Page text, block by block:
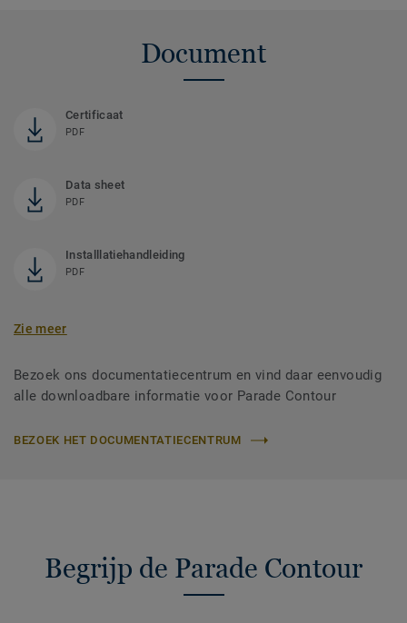
Document
Certificaat
PDF
Data sheet
PDF
Installlatiehandleiding
PDF
Zie meer
Bezoek ons documentatiecentrum en vind daar eenvoudig
alle downloadbare informatie voor Parade Contour
BEZOEK HET DOCUMENTATIECENTRUM
Begrijp de Parade Contour